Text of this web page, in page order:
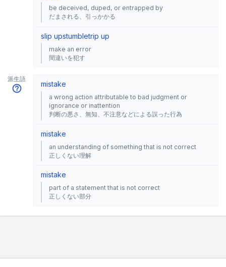
be deceived, duped, or entrapped by
だまされる、引っかかる
slip upstumbletrip up
make an error
間違いを犯す
派生語
mistake
a wrong action attributable to bad judgment or
ignorance or inattention
判断の悪さ、無知、不注意などによる誤った行為
mistake
an understanding of something that is not correct
正しくない理解
mistake
part of a statement that is not correct
正しくない部分